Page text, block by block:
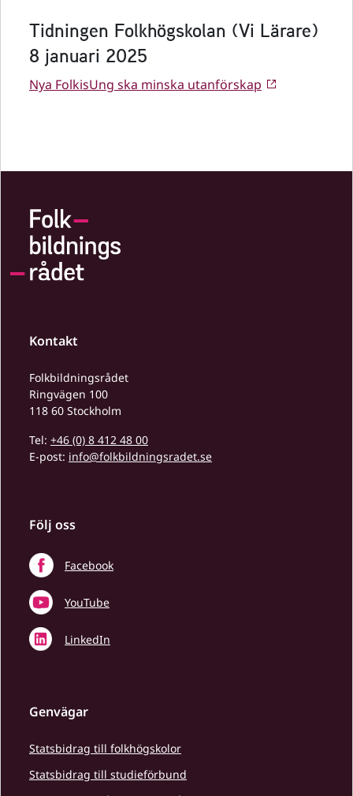
Tidningen Folkhögskolan (Vi Lärare)
8 januari 2025
Nya FolkisUng ska minska utanförskap
Kontakt
Folkbildningsrådet
Ringvägen 100
118 60 Stockholm
Tel: +46 (0) 8 412 48 00
E-post: info@folkbildningsradet.se
Följ oss
Facebook
YouTube
LinkedIn
Genvägar
Statsbidrag till folkhögskolor
Statsbidrag till studieförbund